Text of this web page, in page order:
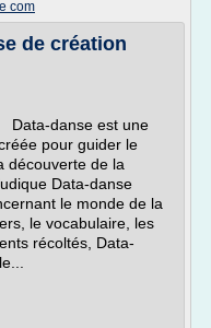
com
de création
Data-danse est une
pour guider le
découverte de la
Data-danse
le monde de la
le vocabulaire, les
récoltés, Data-